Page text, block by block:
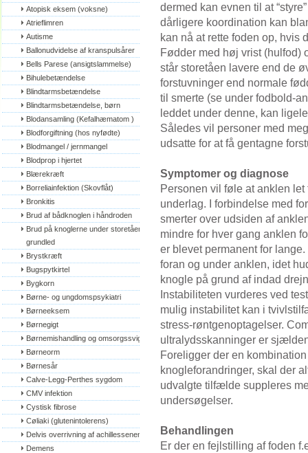
Atopisk eksem (voksne)
Atrieflimren
Autisme
Ballonudvidelse af kranspulsårer
Bells Parese (ansigtslammelse)
Bihulebetændelse
Blindtarmsbetændelse
Blindtarmsbetændelse, børn
Blodansamling (Kefalhæmatom )
Blodforgiftning (hos nyfødte)
Blodmangel / jernmangel
Blodprop i hjertet
Blærekræft
Borreliainfektion (Skovflåt)
Bronkitis
Brud af bådknoglen i håndroden
Brud på knoglerne under storetåens
grundled
Brystkræft
Bugspytkirtel
Bygkorn
Børne- og ungdomspsykiatri
Børneeksem
Børnegigt
Børnemishandling og omsorgssvigt
Børneorm
Børnesår
Calve-Legg-Perthes sygdom
CMV infektion
Cystisk fibrose
Cøliaki (glutenintolerens)
Delvis overrivning af achillessenen
Demens
dermed kan evnen til at
dårligere koordination kan
kan nå at rette foden op, hvis
Fødder med høj vrist (hulfod)
står storetåen lavere end de
forstuvninger end normale
til smerte (se under fodbold-
leddet under denne, kan
Således vil personer med
udsatte for at få gentagne
Symptomer og diagnose
Personen vil føle at anklen
underlag. I forbindelse med
smerter over udsiden af
mindre for hver gang anklen
er blevet permanent for
foran og under anklen, idet
knogle på grund af indad
Instabiliteten vurderes ved
mulig instabilitet kan i
stress-røntgenoptagelser.
ultralydsskanninger er
Foreligger der en
knogleforandringer, skal der
udvalgte tilfælde suppleres
undersøgelser.
Behandlingen
Er der en fejlstilling af foden